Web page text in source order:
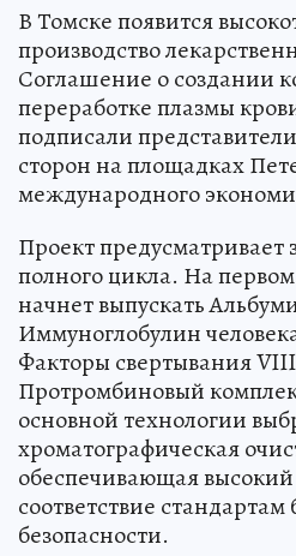
В Томске появится
производство
Соглашение о создании
переработке плазмы
подписали
сторон на площадках
международного
Проект предусматривает
полного цикла. На
начнет выпускать
Иммуноглобулин
Факторы свертывания
Протромбиновый
основной технологии
хроматографическая
обеспечивающая
соответствие
безопасности.